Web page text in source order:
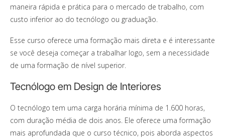
maneira rápida e prática para o mercado de trabalho, com
custo inferior ao do tecnólogo ou graduação.
Esse curso oferece uma formação mais direta e é interessante
se você deseja começar a trabalhar logo, sem a necessidade
de uma formação de nível superior.
Tecnólogo em Design de Interiores
O tecnólogo tem uma carga horária mínima de 1.600 horas,
com duração média de dois anos. Ele oferece uma formação
mais aprofundada que o curso técnico, pois aborda aspectos